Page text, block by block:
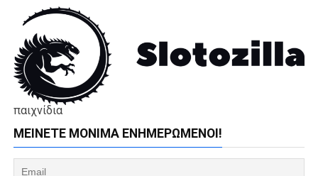
παιχνίδια
ΜΕΊΝΕΤΕ ΜΌΝΙΜΑ ΕΝΗΜΕΡΏΜΕΝΟΙ!